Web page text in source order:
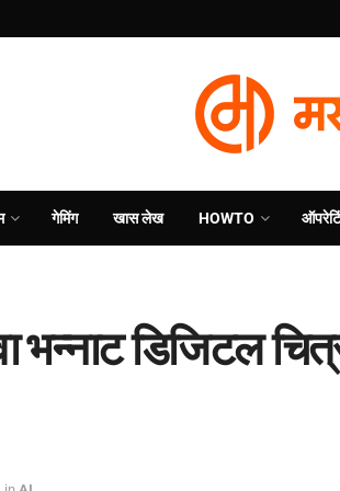
गेमिंग खास लेख HOWTO
भन्नाट डिजिटल